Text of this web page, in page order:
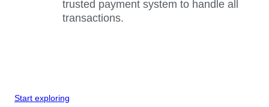
trusted payment system to handle all
transactions.
Start exploring